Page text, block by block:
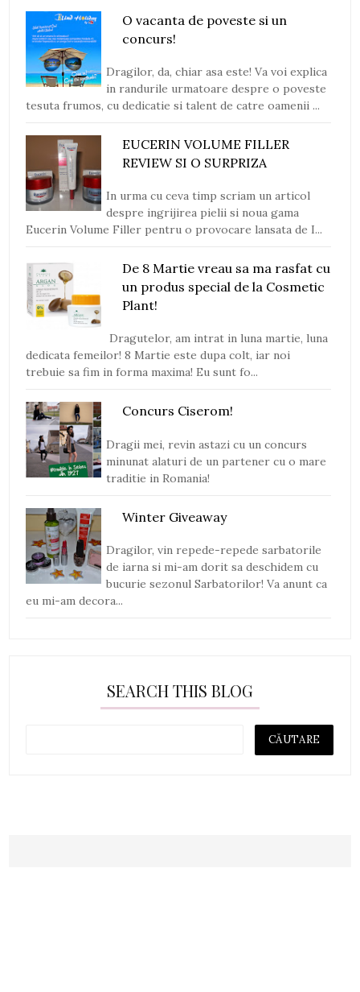
O vacanta de poveste si un
concurs!
Dragilor, da, chiar asa este! Va voi explica
in randurile urmatoare despre o poveste
tesuta frumos, cu dedicatie si talent de catre oamenii ...
EUCERIN VOLUME FILLER
REVIEW SI O SURPRIZA
In urma cu ceva timp scriam un articol
despre ingrijirea pielii si noua gama
Eucerin Volume Filler pentru o provocare lansata de I...
De 8 Martie vreau sa ma rasfat cu
un produs special de la Cosmetic
Plant!
Dragutelor, am intrat in luna martie, luna
dedicata femeilor! 8 Martie este dupa colt, iar noi
trebuie sa fim in forma maxima! Eu sunt fo...
Concurs Ciserom!
Dragii mei, revin astazi cu un concurs
minunat alaturi de un partener cu o mare
traditie in Romania!
Winter Giveaway
Dragilor, vin repede-repede sarbatorile
de iarna si mi-am dorit sa deschidem cu
bucurie sezonul Sarbatorilor! Va anunt ca
eu mi-am decora...
SEARCH THIS BLOG